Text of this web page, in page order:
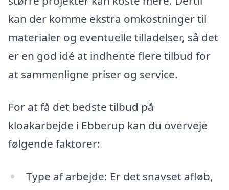
kan der komme ekstra omkostninger til
materialer og eventuelle tilladelser, så det
er en god idé at indhente flere tilbud for
at sammenligne priser og service.
For at få det bedste tilbud på
kloakarbejde i Ebberup kan du overveje
følgende faktorer:
Type af arbejde: Er det snavset afløb,